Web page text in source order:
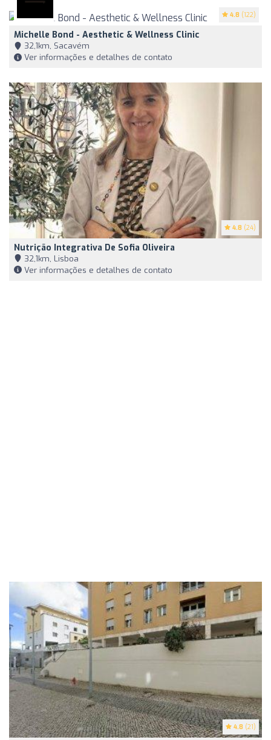
4.8 (122)
Michelle Bond - Aesthetic & Wellness Clinic
32,1km, Sacavém
Ver informações e detalhes de contato
4.8 (24)
Nutrição Integrativa De Sofia Oliveira
32,1km, Lisboa
Ver informações e detalhes de contato
4.8 (21)